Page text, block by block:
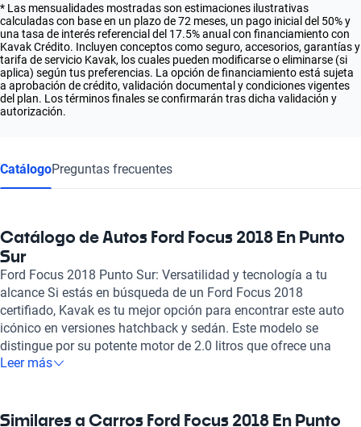
* Las mensualidades mostradas son estimaciones ilustrativas
calculadas con base en un plazo de 72 meses, un pago inicial del 50% y
una tasa de interés referencial del 17.5% anual con financiamiento con
Kavak Crédito. Incluyen conceptos como seguro, accesorios, garantías y
tarifa de servicio Kavak, los cuales pueden modificarse o eliminarse (si
aplica) según tus preferencias. La opción de financiamiento está sujeta
a aprobación de crédito, validación documental y condiciones vigentes
del plan. Los términos finales se confirmarán tras dicha validación y
autorización.
CatálogoPreguntas frecuentes
Catálogo de Autos Ford Focus 2018 En Punto
Sur
Ford Focus 2018 Punto Sur: Versatilidad y tecnología a tu
alcance Si estás en búsqueda de un Ford Focus 2018
certifiado, Kavak es tu mejor opción para encontrar este auto
icónico en versiones hatchback y sedán. Este modelo se
distingue por su potente motor de 2.0 litros que ofrece una
experiencia de conducción placentera, alcanzando hasta 250
rendimiento dinámico y ágil, ideal para la vida urbana y viajes
Leer más
Similares a Carros Ford Focus 2018 En Punto